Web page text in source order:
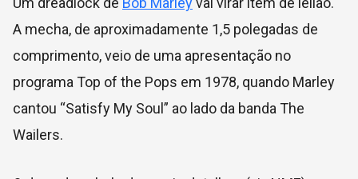
A mecha, de aproximadamente 1,5 polegadas de
comprimento, veio de uma apresentação no
programa Top of the Pops em 1978, quando Marley
cantou “Satisfy My Soul” ao lado da banda The
Wailers.